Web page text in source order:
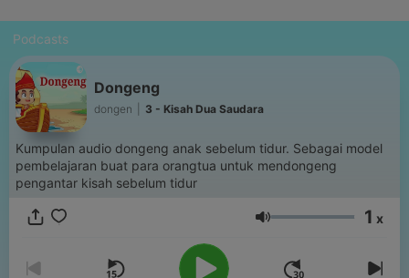
Podcasts
Dongeng
dongen 3 - Kisah Dua Saudara
Kumpulan audio dongeng anak sebelum tidur. Sebagai model
pembelajaran buat para orangtua untuk mendongeng
pengantar kisah sebelum tidur
Volumen 1 x